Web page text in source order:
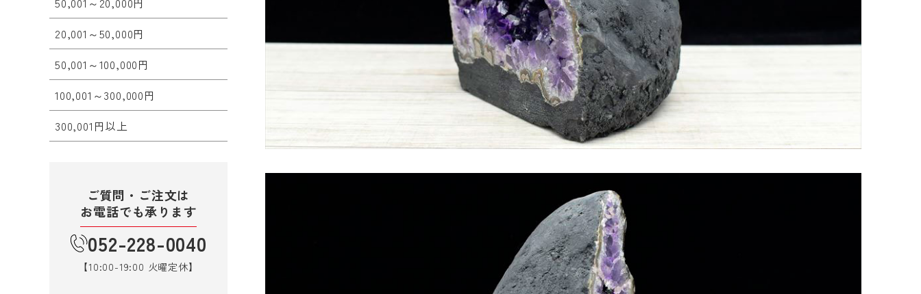
20,001～50,000円
50,001～100,000円
100,001～300,000円
300,001円以上
ご質問・ご注文は
お電話でも承ります
052-228-0040
【10:00-19:00 火曜定休】